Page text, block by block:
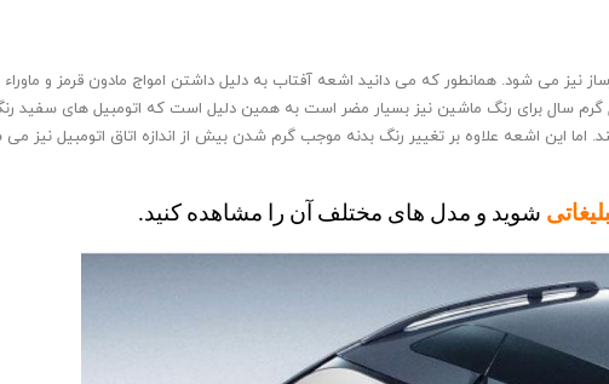
نیز می شود. همانطور که می دانید اشعه آفتاب به دلیل داشتن امواج مادون قرمز و
برای رنگ ماشین نیز بسیار مضر است به همین دلیل است که اتومبیل های سفید رنگ
اما این اشعه علاوه بر تغییر رنگ بدنه موجب گرم شدن بیش از اندازه اتاق اتومبیل نیز
شوید و مدل های مختلف آن را مشاهده کنید.